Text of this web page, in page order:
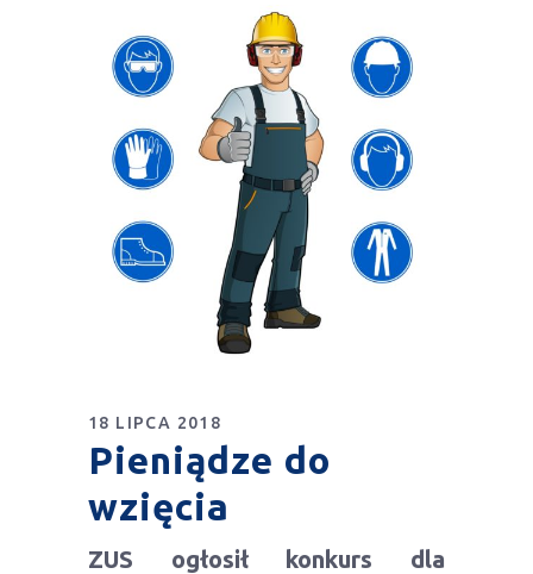
18 LIPCA 2018
Pieniądze do
wzięcia
ZUS ogłosił konkurs dla